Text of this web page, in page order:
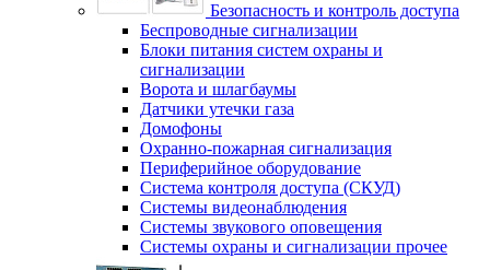
Безопасность и контроль доступа
Беспроводные сигнализации
Блоки питания систем охраны и
сигнализации
Ворота и шлагбаумы
Датчики утечки газа
Домофоны
Охранно-пожарная сигнализация
Периферийное оборудование
Система контроля доступа (СКУД)
Системы видеонаблюдения
Системы звукового оповещения
Системы охраны и сигнализации прочее